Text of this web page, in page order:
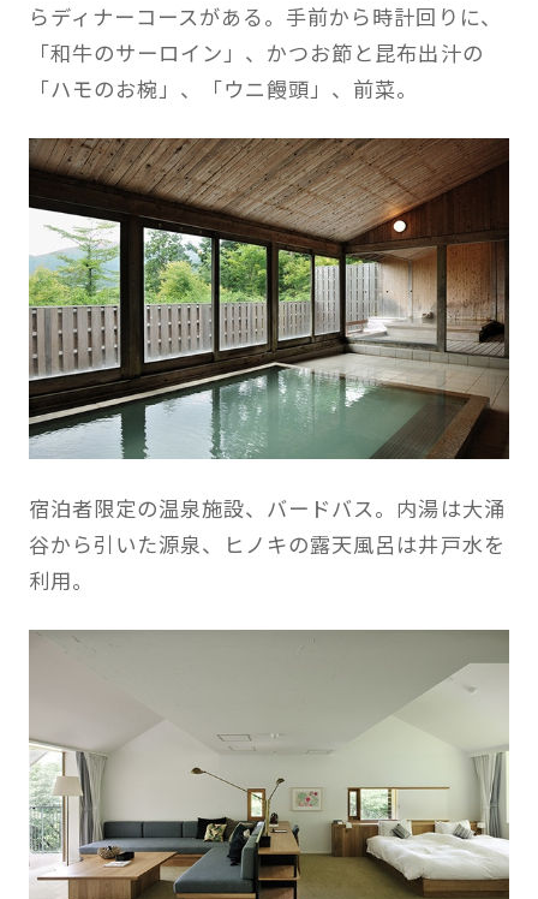
らディナーコースがある。手前から時計回りに、
「和牛のサーロイン」、かつお節と昆布出汁の
「ハモのお椀」、「ウニ饅頭」、前菜。
宿泊者限定の温泉施設、バードバス。内湯は大涌
谷から引いた源泉、ヒノキの露天風呂は井戸水を
利用。